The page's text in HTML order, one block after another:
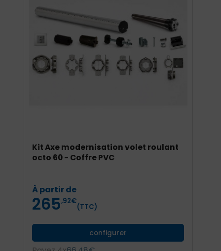
Kit Axe modernisation volet roulant
octo 60 - Coffre PVC
À partir dePrix
265,92€
(TTC)
configurer